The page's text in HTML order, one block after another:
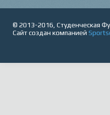
© 2013-2016, Студенческая
Сайт создан компанией